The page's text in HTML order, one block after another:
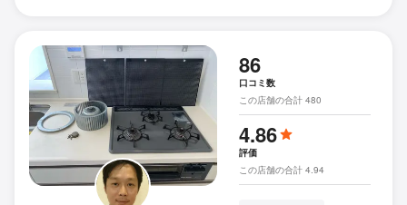
86
口コミ数
この店舗の合計 480
4.86
評価
この店舗の合計 4.94